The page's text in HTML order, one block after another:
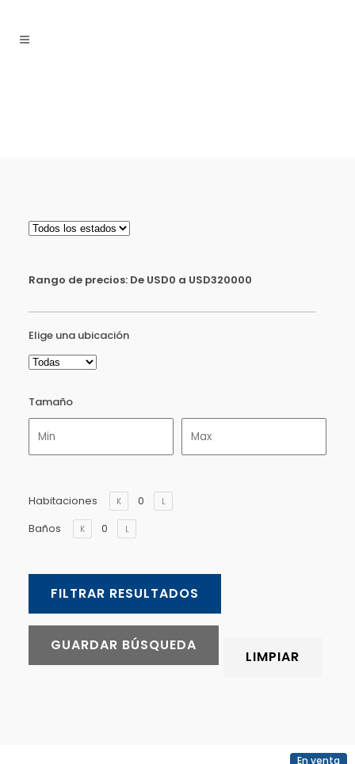
Rango de precios: De USD0 a USD320000
Elige una ubicación
Tamaño
Habitaciones
Baños
FILTRAR RESULTADOS
GUARDAR BÚSQUEDA
LIMPIAR
En venta